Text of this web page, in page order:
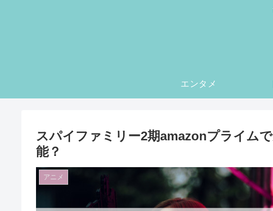
エンタメ
スパイファミリー2期amazonプライム
能？
アニメ